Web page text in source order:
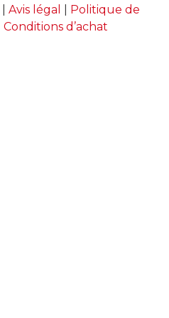
Avis légal
Politique de
Conditions d’achat